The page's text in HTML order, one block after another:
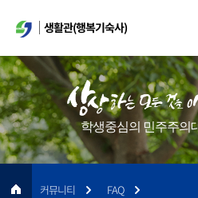
생활관(행복기숙사)
학생중심의 민주주의
커뮤니티 FAQ